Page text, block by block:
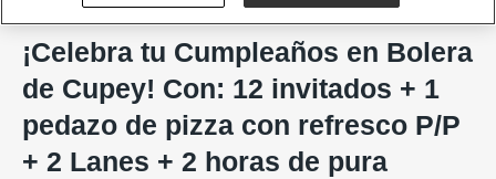
Bolera de Cupey
¡Celebra tu Cumpleaños en Bolera
de Cupey! Con: 12 invitados + 1
pedazo de pizza con refresco P/P
+ 2 Lanes + 2 horas de pura